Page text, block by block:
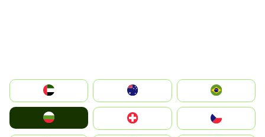
الإمارات العربية المتحدة
Switzerland